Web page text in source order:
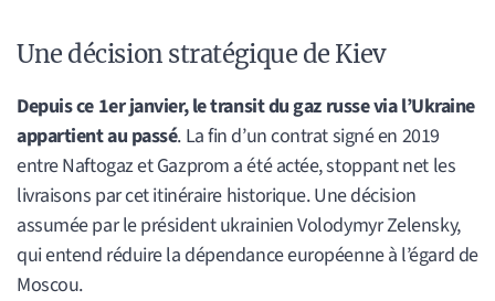
Une décision stratégique de Kiev
Depuis ce 1er janvier, le transit du gaz russe via l’Ukraine
appartient au passé. La fin d’un contrat signé en 2019
entre Naftogaz et Gazprom a été actée, stoppant net les
livraisons par cet itinéraire historique. Une décision
assumée par le président ukrainien Volodymyr Zelensky,
qui entend réduire la dépendance européenne à l’égard de
Moscou.